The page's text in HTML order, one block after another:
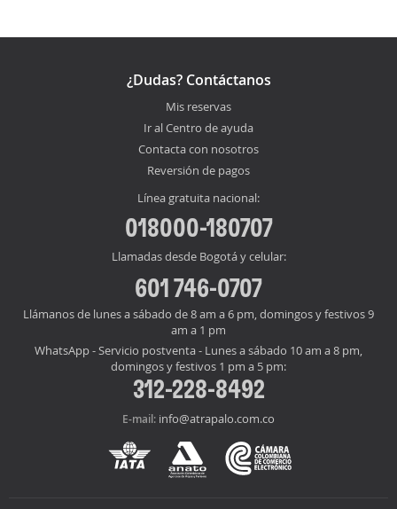
¿Dudas? Contáctanos
Mis reservas
Ir al Centro de ayuda
Contacta con nosotros
Reversión de pagos
Línea gratuita nacional:
018000-180707
Llamadas desde Bogotá y celular:
601 746-0707
Llámanos de lunes a sábado de 8 am a 6 pm, domingos y festivos 9
am a 1 pm
WhatsApp - Servicio postventa - Lunes a sábado 10 am a 8 pm,
domingos y festivos 1 pm a 5 pm:
312-228-8492
E-mail: info@atrapalo.com.co